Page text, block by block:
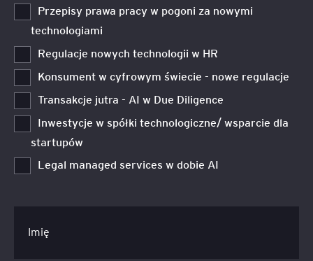
Przepisy prawa pracy w pogoni za nowymi
technologiami
Regulacje nowych technologii w HR
Konsument w cyfrowym świecie - nowe regulacje
Transakcje jutra - AI w Due Diligence
Inwestycje w spółki technologiczne/ wsparcie dla
startupów
Legal managed services w dobie AI
Imię